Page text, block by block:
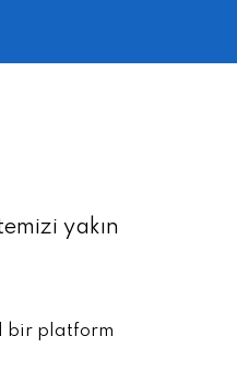
yakın
bir platform